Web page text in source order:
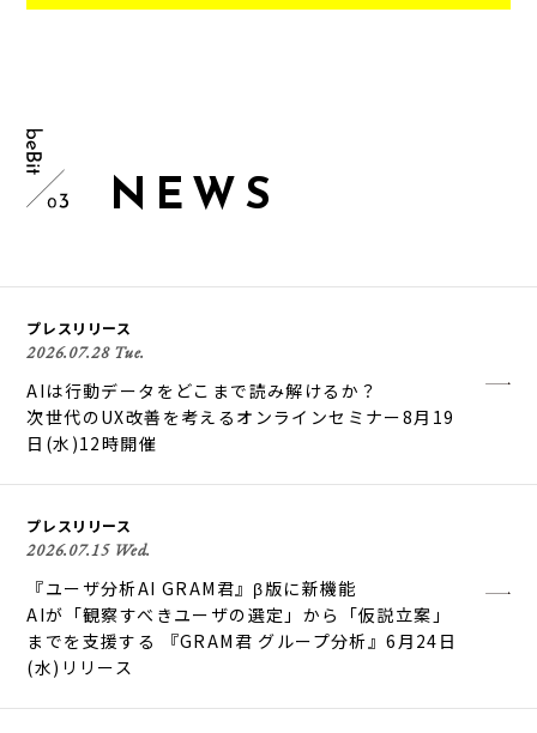
N E W S
プレスリリース
2026.07.28 Tue.
AIは行動データをどこまで読み解けるか？
次世代のUX改善を考えるオンラインセミナー8月19
日(水)12時開催
プレスリリース
2026.07.15 Wed.
『ユーザ分析AI GRAM君』β版に新機能
AIが「観察すべきユーザの選定」から「仮説立案」
までを支援する 『GRAM君 グループ分析』6月24日
(水)リリース